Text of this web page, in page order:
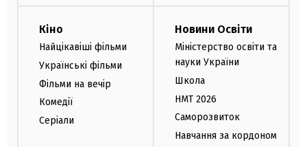
Кіно
Найцікавіші фільми
Українські фільми
Фільми на вечір
Комедії
Серіали
Новини Освіти
Міністерство освіти та
науки України
Школа
НМТ 2026
Саморозвиток
Навчання за кордоном